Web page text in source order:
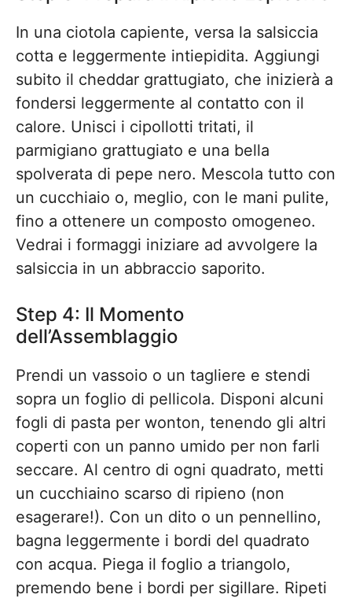
In una ciotola capiente, versa la salsiccia
cotta e leggermente intiepidita. Aggiungi
subito il cheddar grattugiato, che inizierà a
fondersi leggermente al contatto con il
calore. Unisci i cipollotti tritati, il
parmigiano grattugiato e una bella
spolverata di pepe nero. Mescola tutto con
un cucchiaio o, meglio, con le mani pulite,
fino a ottenere un composto omogeneo.
Vedrai i formaggi iniziare ad avvolgere la
salsiccia in un abbraccio saporito.
Step 4: Il Momento
dell’Assemblaggio
Prendi un vassoio o un tagliere e stendi
sopra un foglio di pellicola. Disponi alcuni
fogli di pasta per wonton, tenendo gli altri
coperti con un panno umido per non farli
seccare. Al centro di ogni quadrato, metti
un cucchiaino scarso di ripieno (non
esagerare!). Con un dito o un pennellino,
bagna leggermente i bordi del quadrato
con acqua. Piega il foglio a triangolo,
premendo bene i bordi per sigillare. Ripeti